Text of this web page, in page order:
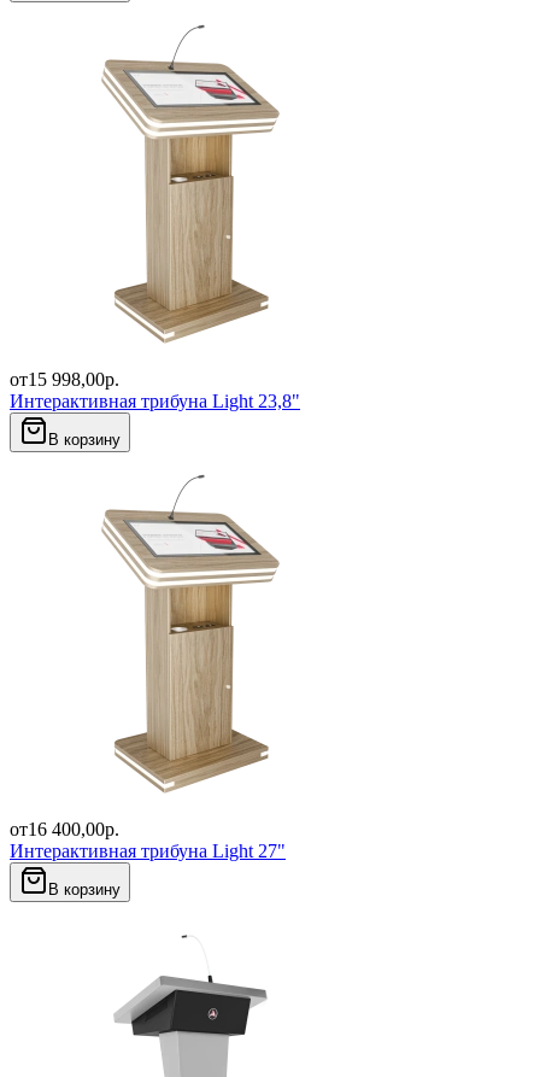
от15 998,00р.
Интерактивная трибуна Light 23,8"
В корзину
от16 400,00р.
Интерактивная трибуна Light 27"
В корзину